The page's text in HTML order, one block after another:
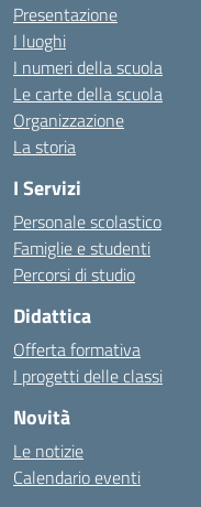
Presentazione
I luoghi
I numeri della scuola
Le carte della scuola
Organizzazione
La storia
I Servizi
Personale scolastico
Famiglie e studenti
Percorsi di studio
Didattica
Offerta formativa
I progetti delle classi
Novità
Le notizie
Calendario eventi